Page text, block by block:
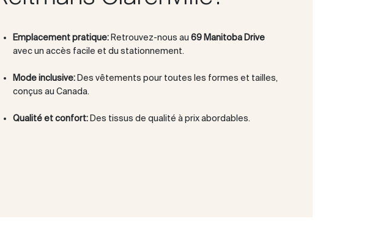
Emplacement pratique: Retrouvez-nous au 69 Manitoba Drive
avec un accès facile et du stationnement.
Mode inclusive: Des vêtements pour toutes les formes et tailles,
conçus au Canada.
Qualité et confort: Des tissus de qualité à prix abordables.